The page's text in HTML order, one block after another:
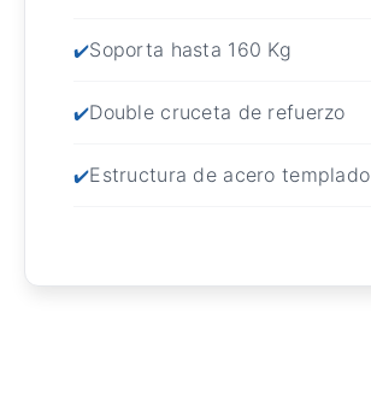
Soporta hasta 160 Kg
Double cruceta de refuerzo
Estructura de acero templado